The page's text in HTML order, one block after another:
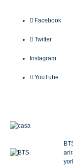
Facebook
Twitter
Instagram
YouTube